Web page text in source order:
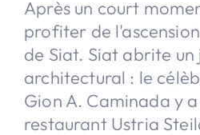
Après un court
profiter de
de Siat. Siat abrite un
architectural : le
Gion A. Caminada y
restaurant Ustria